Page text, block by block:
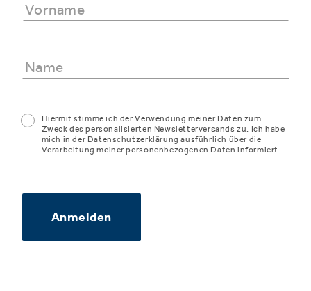
Hiermit stimme ich der Verwendung meiner Daten zum
Zweck des personalisierten Newsletterversands zu. Ich habe
mich in der Datenschutzerklärung ausführlich über die
Verarbeitung meiner personenbezogenen Daten informiert.
Anmelden